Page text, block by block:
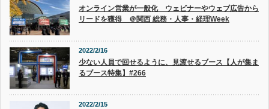
オンライン営業が一般化 ウェビナーやウェブ広告から
リードを獲得 ＠関西 総務・人事・経理Week
2022/2/16
少ない人員で回せるように、見渡せるブース【人が集ま
るブース特集】#266
2022/2/15